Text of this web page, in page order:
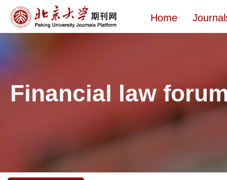
Home
Financial law